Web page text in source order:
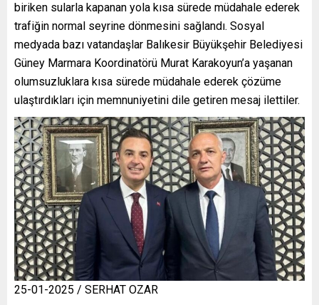
biriken sularla kapanan yola kısa sürede müdahale ederek
trafiğin normal seyrine dönmesini sağlandı. Sosyal
medyada bazı vatandaşlar Balıkesir Büyükşehir Belediyesi
Güney Marmara Koordinatörü Murat Karakoyun’a yaşanan
olumsuzluklara kısa sürede müdahale ederek çözüme
ulaştırdıkları için memnuniyetini dile getiren mesaj ilettiler.
25-01-2025 / SERHAT OZAR